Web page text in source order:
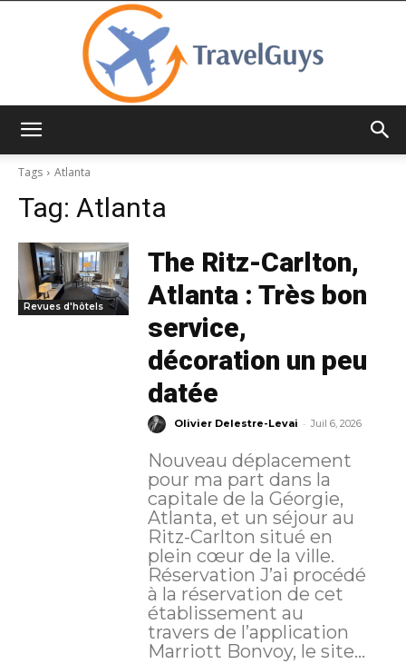
Tags
Atlanta
Tag: Atlanta
Revues d'hôtels
The Ritz-Carlton,
Atlanta : Très bon
service,
décoration un peu
datée
Olivier Delestre-Levai - Juil 6, 2026
Nouveau déplacement
pour ma part dans la
capitale de la Géorgie,
Atlanta, et un séjour au
Ritz-Carlton situé en
plein cœur de la ville.
Réservation J’ai procédé
à la réservation de cet
établissement au
travers de l’application
Marriott Bonvoy, le site...